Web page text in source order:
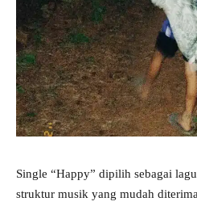
Single “Happy” dipilih sebagai
struktur musik yang mudah